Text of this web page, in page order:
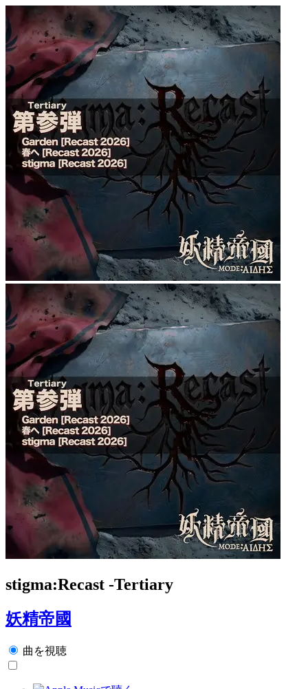
stigma:Recast -Tertiary
妖精帝國
曲を視聴